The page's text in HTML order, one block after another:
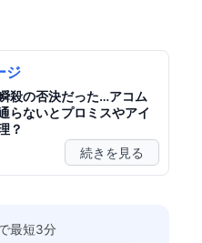
ジ
殺の否決だった…アコム
らないとプロミスやアイ
？
続きを見る
最短3分